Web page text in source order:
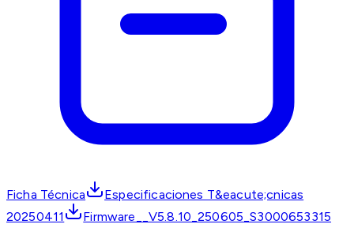
Ficha Técnica
Especificaciones T&eacute;cnicas
20250411
Firmware__V5.8.10_250605_S3000653315